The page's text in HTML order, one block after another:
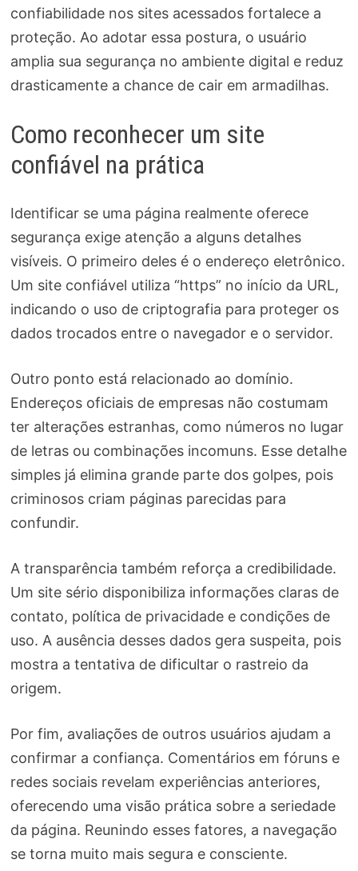
confiabilidade nos sites acessados fortalece a
proteção. Ao adotar essa postura, o usuário
amplia sua segurança no ambiente digital e reduz
drasticamente a chance de cair em armadilhas.
Como reconhecer um site
confiável na prática
Identificar se uma página realmente oferece
segurança exige atenção a alguns detalhes
visíveis. O primeiro deles é o endereço eletrônico.
Um site confiável utiliza “https” no início da URL,
indicando o uso de criptografia para proteger os
dados trocados entre o navegador e o servidor.
Outro ponto está relacionado ao domínio.
Endereços oficiais de empresas não costumam
ter alterações estranhas, como números no lugar
de letras ou combinações incomuns. Esse detalhe
simples já elimina grande parte dos golpes, pois
criminosos criam páginas parecidas para
confundir.
A transparência também reforça a credibilidade.
Um site sério disponibiliza informações claras de
contato, política de privacidade e condições de
uso. A ausência desses dados gera suspeita, pois
mostra a tentativa de dificultar o rastreio da
origem.
Por fim, avaliações de outros usuários ajudam a
confirmar a confiança. Comentários em fóruns e
redes sociais revelam experiências anteriores,
oferecendo uma visão prática sobre a seriedade
da página. Reunindo esses fatores, a navegação
se torna muito mais segura e consciente.